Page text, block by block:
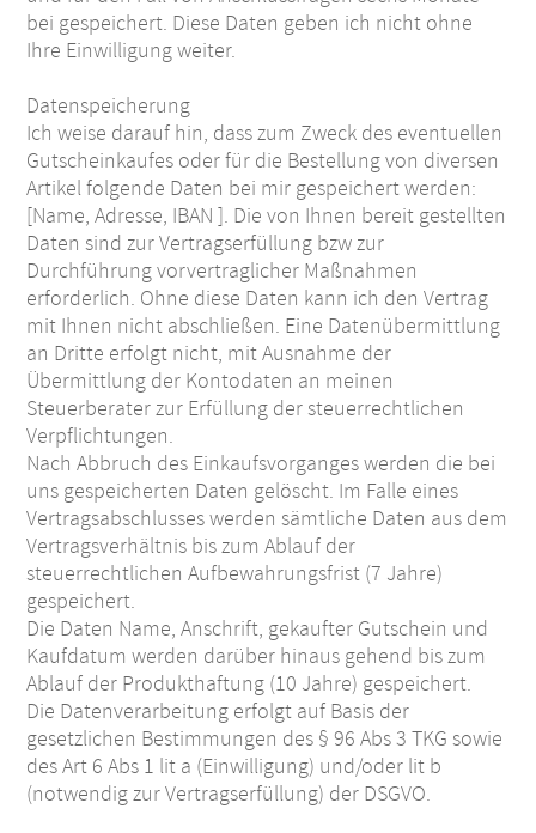
bei gespeichert. Diese Daten geben ich nicht ohne
Ihre Einwilligung weiter.
Datenspeicherung
Ich weise darauf hin, dass zum Zweck des eventuellen
Gutscheinkaufes oder für die Bestellung von diversen
Artikel folgende Daten bei mir gespeichert werden:
[Name, Adresse, IBAN ]. Die von Ihnen bereit gestellten
Daten sind zur Vertragserfüllung bzw zur
Durchführung vorvertraglicher Maßnahmen
erforderlich. Ohne diese Daten kann ich den Vertrag
mit Ihnen nicht abschließen. Eine Datenübermittlung
an Dritte erfolgt nicht, mit Ausnahme der
Übermittlung der Kontodaten an meinen
Steuerberater zur Erfüllung der steuerrechtlichen
Verpflichtungen.
Nach Abbruch des Einkaufsvorganges werden die bei
uns gespeicherten Daten gelöscht. Im Falle eines
Vertragsabschlusses werden sämtliche Daten aus dem
Vertragsverhältnis bis zum Ablauf der
steuerrechtlichen Aufbewahrungsfrist (7 Jahre)
gespeichert.
Die Daten Name, Anschrift, gekaufter Gutschein und
Kaufdatum werden darüber hinaus gehend bis zum
Ablauf der Produkthaftung (10 Jahre) gespeichert.
Die Datenverarbeitung erfolgt auf Basis der
gesetzlichen Bestimmungen des § 96 Abs 3 TKG sowie
des Art 6 Abs 1 lit a (Einwilligung) und/oder lit b
(notwendig zur Vertragserfüllung) der DSGVO.